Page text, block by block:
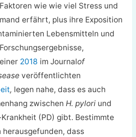
wie wie viel Stress und
erfährt, plus ihre Exposition
Lebensmitteln und
2018 im Journalof
veröffentlichten
, legen nahe, dass es auch
zwischenH. pylori und
(PD) gibt. Bestimmte
herausgefunden, dass